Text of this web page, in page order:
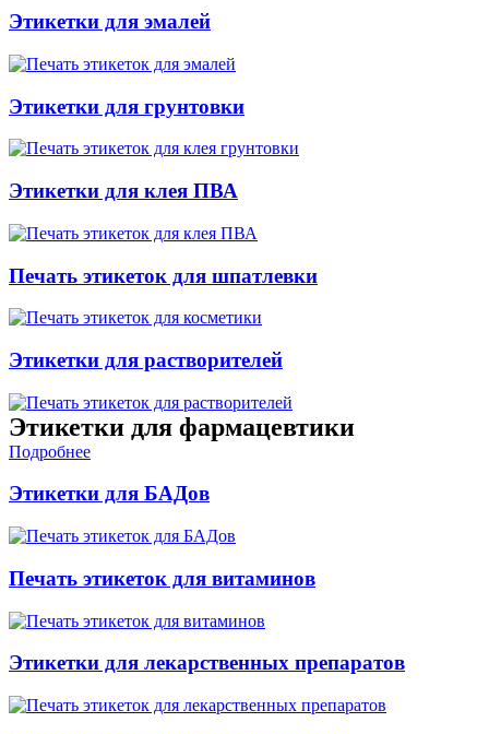
Этикетки для эмалей
Этикетки для грунтовки
Этикетки для клея ПВА
Печать этикеток для шпатлевки
Этикетки для растворителей
Этикетки для фармацевтики
Подробнее
Этикетки для БАДов
Печать этикеток для витаминов
Этикетки для лекарственных препаратов